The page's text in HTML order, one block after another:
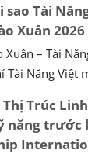
sao Tài
Xuân 2026
Xuân – Tài
Tài Năng Việt
Trúc
năng trước